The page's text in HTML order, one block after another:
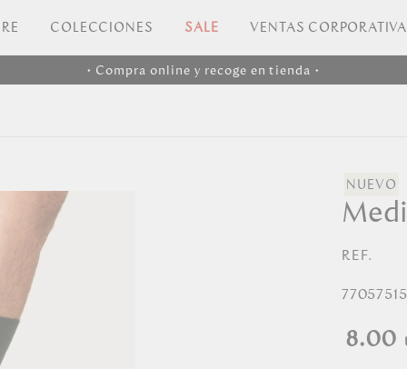
COLECCIONES SALE VENTAS
• Compra online y recoge en tienda •
REF.
8.00